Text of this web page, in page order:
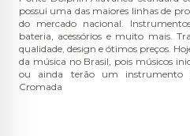
possui uma das maiores linhas de
do mercado nacional.
bateria, acessórios e muito mais.
qualidade, design e ótimos preços.
da música no Brasil, pois músicos
ou ainda terão um instrumento
Cromada